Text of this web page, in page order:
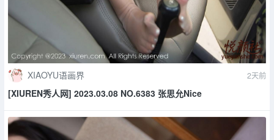
XIAOYU语画界 2天前
[XIUREN秀人网] 2023.03.08 NO.6383 张思允Nice